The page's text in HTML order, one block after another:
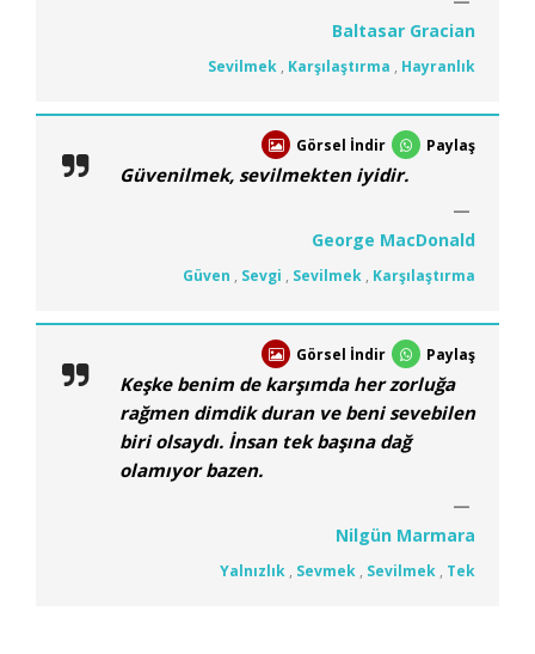
Baltasar Gracian
Sevilmek , Karşılaştırma , Hayranlık
Görsel İndir Paylaş
Güvenilmek, sevilmekten iyidir.
George MacDonald
Güven , Sevgi , Sevilmek , Karşılaştırma
Görsel İndir Paylaş
Keşke benim de karşımda her zorluğa
rağmen dimdik duran ve beni sevebilen
biri olsaydı. İnsan tek başına dağ
olamıyor bazen.
Nilgün Marmara
Yalnızlık , Sevmek , Sevilmek , Tek